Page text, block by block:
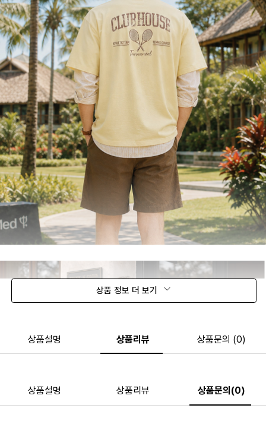
상품 정보 더 보기
상품설명 상품리뷰 상품문의 (0)
상품설명 상품리뷰 상품문의(0)